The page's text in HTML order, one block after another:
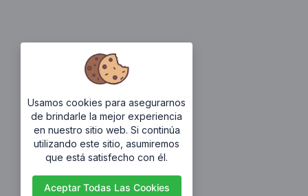
Usamos cookies para asegurarnos
de brindarle la mejor experiencia
en nuestro sitio web. Si continúa
utilizando este sitio, asumiremos
que está satisfecho con él.
Aceptar Todas Las Cookies